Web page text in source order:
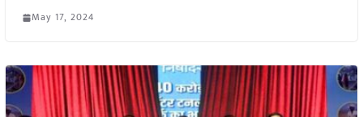
May 17, 2024